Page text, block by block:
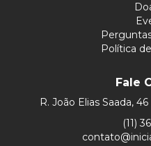
Política
Fale
R. João Elias Saada,
(11)